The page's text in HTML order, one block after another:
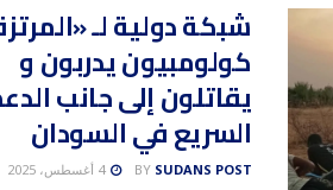
شبكة دولية لـ
كولومبيون يدربون و
يقاتلون إلى جانب
السريع في السودان
BY SUDANS POST 4 أغسطس، 2025